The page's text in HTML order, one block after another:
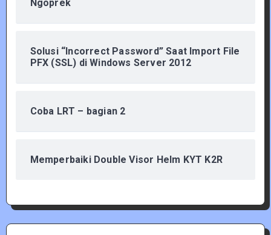
Ngoprek
Solusi “Incorrect Password” Saat Import File
PFX (SSL) di Windows Server 2012
Coba LRT – bagian 2
Memperbaiki Double Visor Helm KYT K2R